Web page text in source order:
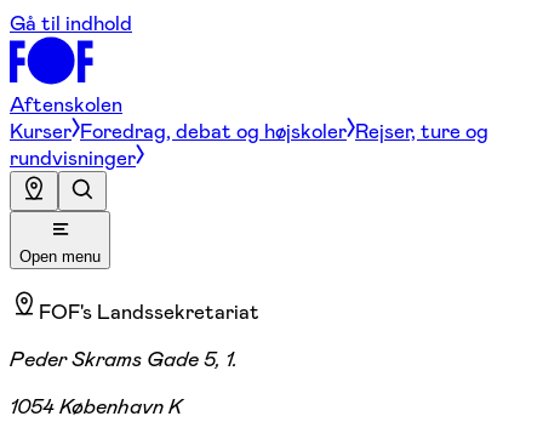
Gå til indhold
Aftenskolen
Kurser Foredrag, debat og højskoler Rejser, ture og
rundvisninger
Open menu
FOF's Landssekretariat
Peder Skrams Gade 5, 1.
1054 København K